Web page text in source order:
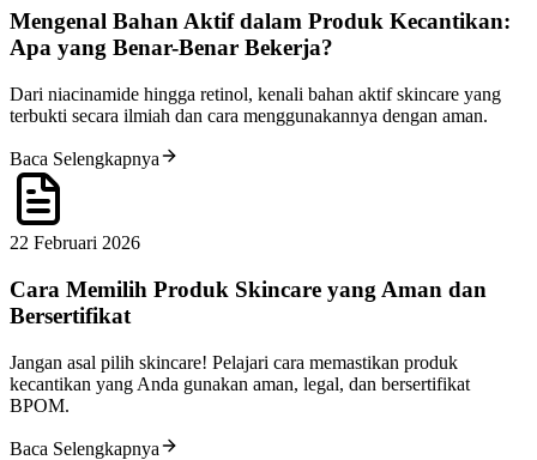
Mengenal Bahan Aktif dalam Produk Kecantikan:
Apa yang Benar-Benar Bekerja?
Dari niacinamide hingga retinol, kenali bahan aktif skincare yang
terbukti secara ilmiah dan cara menggunakannya dengan aman.
Baca Selengkapnya
22 Februari 2026
Cara Memilih Produk Skincare yang Aman dan
Bersertifikat
Jangan asal pilih skincare! Pelajari cara memastikan produk
kecantikan yang Anda gunakan aman, legal, dan bersertifikat
BPOM.
Baca Selengkapnya